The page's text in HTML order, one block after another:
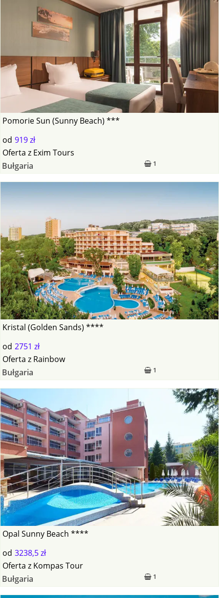
Pomorie Sun (Sunny Beach) ***
od 919 zł
1
Oferta z Exim Tours
Bułgaria
Kristal (Golden Sands) ****
od 2751 zł
1
Oferta z Rainbow
Bułgaria
Opal Sunny Beach ****
od 3238,5 zł
1
Oferta z Kompas Tour
Bułgaria